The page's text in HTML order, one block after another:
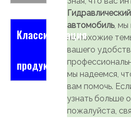
Классификация
продукта
автомобиль, мы
на похожие
вашего
мы надеемся,
вам помочь.
узнать больше
пожалуйста,